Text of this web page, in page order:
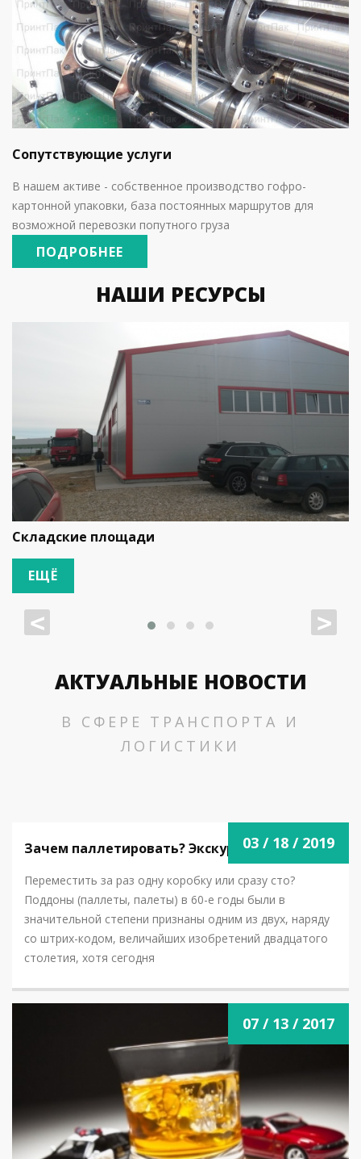
Сопутствующие услуги
В нашем активе - собственное производство гофро-
картонной упаковки, база постоянных маршрутов для
возможной перевозки попутного груза
ПОДРОБНЕЕ
НАШИ РЕСУРСЫ
Складские площади
ЕЩЁ
< >
АКТУАЛЬНЫЕ НОВОСТИ
В СФЕРЕ ТРАНСПОРТА И
ЛОГИСТИКИ
03 / 18 / 2019
Зачем паллетировать? Экскурс в 60-е.
Переместить за раз одну коробку или сразу сто?
Поддоны (паллеты, палеты) в 60-е годы были в
значительной степени признаны одним из двух, наряду
со штрих-кодом, величайших изобретений двадцатого
столетия, хотя сегодня
07 / 13 / 2017